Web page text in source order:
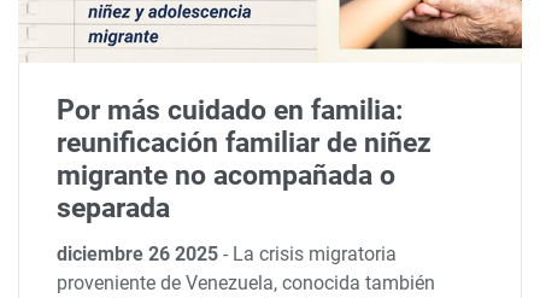
Por más cuidado en familia:
reunificación familiar de niñez
migrante no acompañada o
separada
diciembre 26 2025- La crisis migratoria
proveniente de Venezuela, conocida también